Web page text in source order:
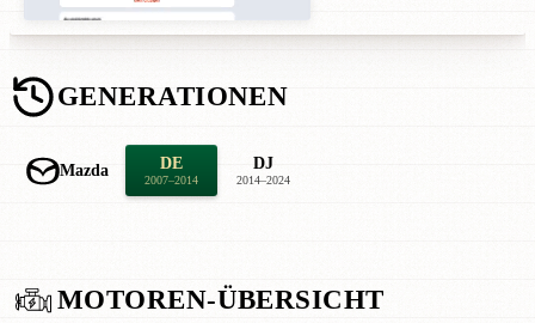
GENERATIONEN
Mazda DE
2007–2014
DJ
2014–2024
MOTOREN-ÜBERSICHT